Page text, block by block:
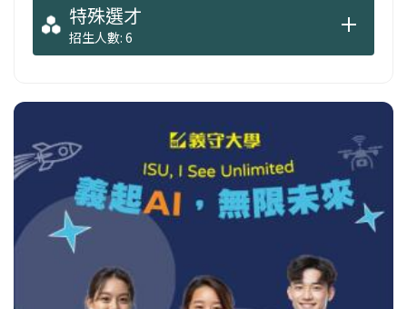
特殊選才
招生人數: 6